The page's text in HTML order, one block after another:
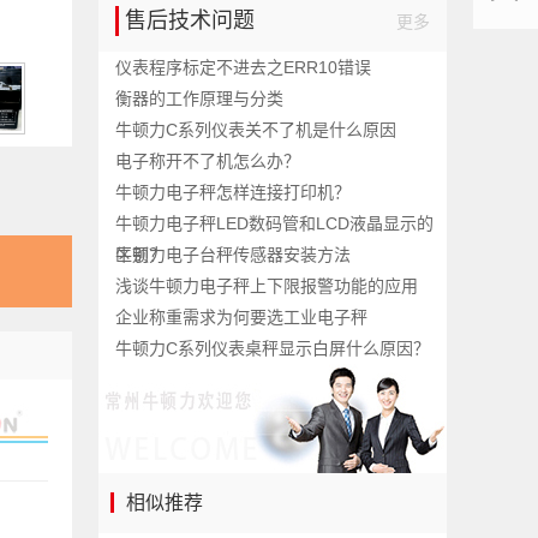
售后技术问题 更多
仪表程序标定不进去之ERR10错误
衡器的工作原理与分类
牛顿力C系列仪表关不了机是什么原因
电子称开不了机怎么办？
牛顿力电子秤怎样连接打印机？
牛顿力电子秤LED数码管和LCD液晶显示的
区别？
牛顿力电子台秤传感器安装方法
浅谈牛顿力电子秤上下限报警功能的应用
企业称重需求为何要选工业电子秤
牛顿力C系列仪表桌秤显示白屏什么原因？
相似推荐